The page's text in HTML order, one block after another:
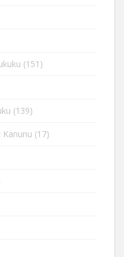
(151)
(139)
Kanunu (17)